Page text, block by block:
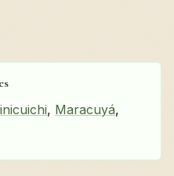
, Maracuyá,